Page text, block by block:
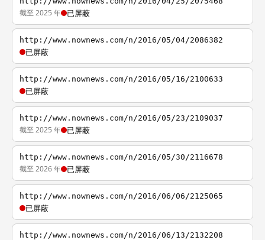
截至 2025 年 已屏蔽
http://www.nownews.com/n/2016/05/04/2086382
已屏蔽
http://www.nownews.com/n/2016/05/16/2100633
已屏蔽
http://www.nownews.com/n/2016/05/23/2109037
截至 2025 年 已屏蔽
http://www.nownews.com/n/2016/05/30/2116678
截至 2026 年 已屏蔽
http://www.nownews.com/n/2016/06/06/2125065
已屏蔽
http://www.nownews.com/n/2016/06/13/2132208